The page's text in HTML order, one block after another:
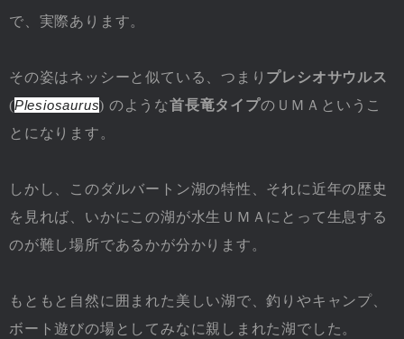
で、実際あります。
その姿はネッシーと似ている、つまり プレシオサウルス
(Plesiosaurus) のような首長竜タイプのＵＭＡというこ
とになります。
しかし、このダルバートン湖の特性、それに近年の歴史
を見れば、いかにこの湖が水生ＵＭＡにとって生息する
のが難し場所であるかが分かります。
もともと自然に囲まれた美しい湖で、釣りやキャンプ、
ボート遊びの場としてみなに親しまれた湖でした。